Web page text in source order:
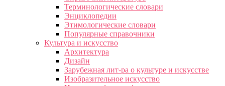
Терминологические словари
Энциклопедии
Этимологические словари
Популярные справочники
Культура и искусство
Архитектура
Дизайн
Зарубежная лит-ра о культуре и искусстве
Изобразительное искусство